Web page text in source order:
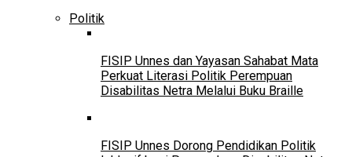
Politik
FISIP Unnes dan Yayasan Sahabat Mata
Perkuat Literasi Politik Perempuan
Disabilitas Netra Melalui Buku Braille
FISIP Unnes Dorong Pendidikan Politik